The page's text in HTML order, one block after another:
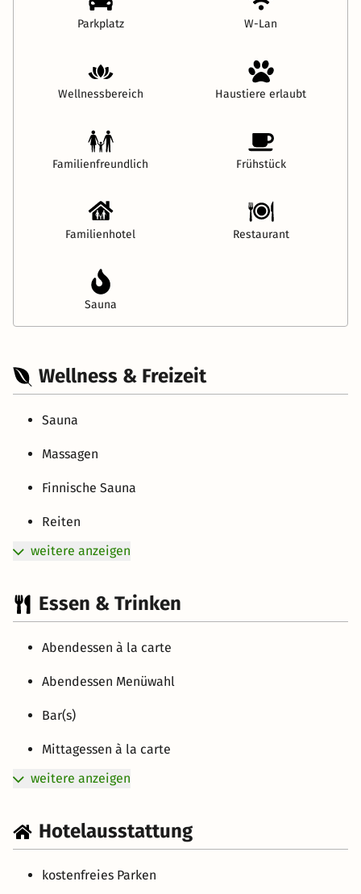
Parkplatz W-Lan
Wellnessbereich Haustiere erlaubt
Familienfreundlich Frühstück
Familienhotel Restaurant
Sauna
Wellness & Freizeit
Sauna
Massagen
Finnische Sauna
Reiten
weitere anzeigen
Essen & Trinken
Abendessen à la carte
Abendessen Menüwahl
Bar(s)
Mittagessen à la carte
weitere anzeigen
Hotelausstattung
kostenfreies Parken